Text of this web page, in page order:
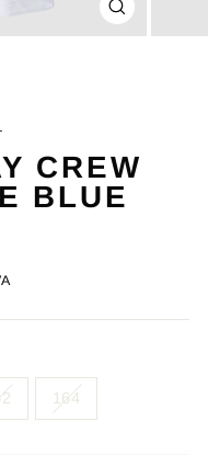
CERRAR
(ESC)
CREW
BLUE
164